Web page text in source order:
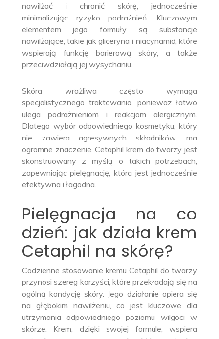
nawilżać i chronić skórę, jednocześnie
minimalizując ryzyko podrażnień. Kluczowym
elementem jego formuły są substancje
nawilżające, takie jak gliceryna i niacynamid, które
wspierają funkcję barierową skóry, a także
przeciwdziałają jej wysychaniu.
Skóra wrażliwa często wymaga
specjalistycznego traktowania, ponieważ łatwo
ulega podrażnieniom i reakcjom alergicznym.
Dlatego wybór odpowiedniego kosmetyku, który
nie zawiera agresywnych składników, ma
ogromne znaczenie. Cetaphil krem do twarzy jest
skonstruowany z myślą o takich potrzebach,
zapewniając pielęgnację, która jest jednocześnie
efektywna i łagodna.
Pielęgnacja na co
dzień: jak działa krem
Cetaphil na skórę?
Codzienne stosowanie kremu Cetaphil do twarzy
przynosi szereg korzyści, które przekładają się na
ogólną kondycję skóry. Jego działanie opiera się
na głębokim nawilżeniu, co jest kluczowe dla
utrzymania odpowiedniego poziomu wilgoci w
skórze. Krem, dzięki swojej formule, wspiera